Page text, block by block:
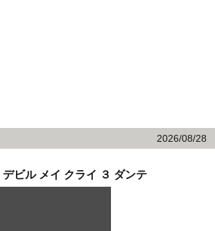
2026/08/28
ビル メイ クライ ３ ダンテ